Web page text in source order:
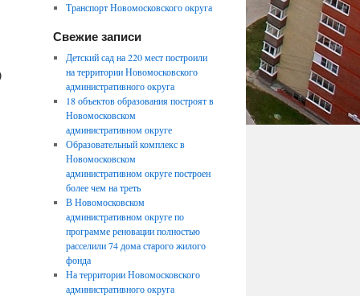
Транспорт Новомосковского округа
Свежие записи
Детский сад на 220 мест построили
на территории Новомосковского
административного округа
18 объектов образования построят в
Новомосковском
административном округе
Образовательный комплекс в
Новомосковском
административном округе построен
более чем на треть
В Новомосковском
административном округе по
программе реновации полностью
расселили 74 дома старого жилого
фонда
На территории Новомосковского
административного округа